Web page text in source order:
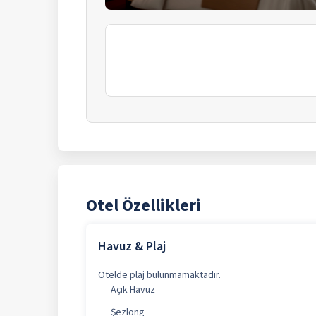
Otel Özellikleri
Havuz & Plaj
Otelde plaj bulunmamaktadır.
Açık Havuz
Şezlong